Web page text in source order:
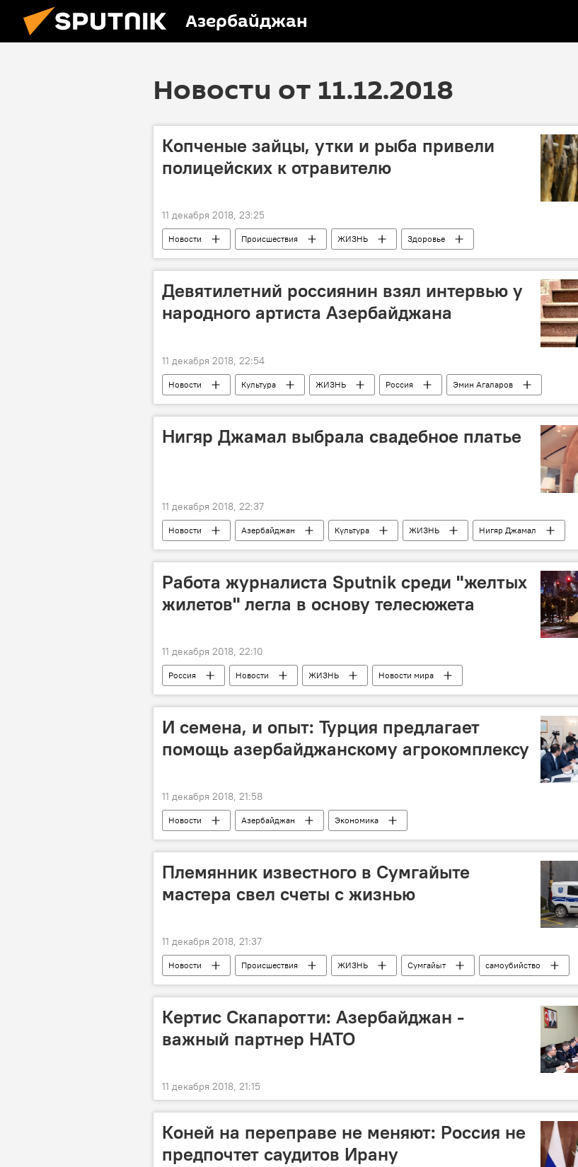
Азербайджан
Новости от 11.12.2018
Копченые зайцы, утки и рыба привели
полицейских к отравителю
11 декабря 2018, 23:25
Новости Происшествия ЖИЗНЬ Здоровье
Девятилетний россиянин взял интервью у
народного артиста Азербайджана
11 декабря 2018, 22:54
Новости Культура ЖИЗНЬ Россия Эмин Агаларов
Нигяр Джамал выбрала свадебное платье
11 декабря 2018, 22:37
Новости Азербайджан Культура ЖИЗНЬ
Нигяр Джамал
Свадебное платье
Работа журналиста Sputnik среди "желтых
жилетов" легла в основу телесюжета
11 декабря 2018, 22:10
Россия Новости ЖИЗНЬ Новости мира
И семена, и опыт: Турция предлагает
помощь азербайджанскому агрокомплексу
11 декабря 2018, 21:58
Новости Азербайджан Экономика
Племянник известного в Сумгайыте
мастера свел счеты с жизнью
11 декабря 2018, 21:37
Новости Происшествия ЖИЗНЬ Сумгайыт
самоубийство
племянник
Кертис Скапаротти: Азербайджан -
важный партнер НАТО
11 декабря 2018, 21:15
Коней на переправе не меняют: Россия не
предпочтет саудитов Ирану